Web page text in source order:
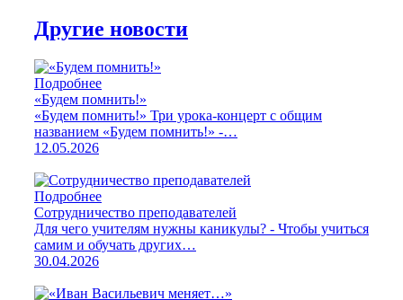
Другие новости
Подробнее
«Будем помнить!»
«Будем помнить!» Три урока-концерт с общим
названием «Будем помнить!» -…
12.05.2026
Подробнее
Сотрудничество преподавателей
Для чего учителям нужны каникулы? - Чтобы учиться
самим и обучать других…
30.04.2026